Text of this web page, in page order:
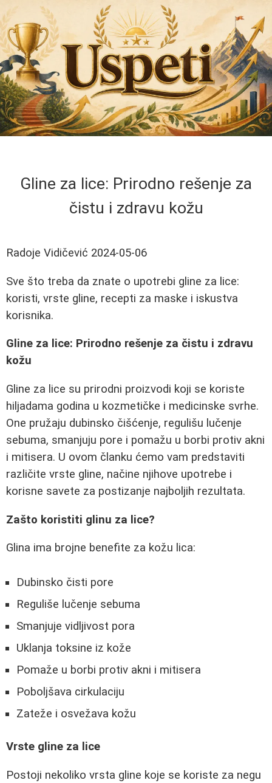
Gline za lice: Prirodno rešenje za
čistu i zdravu kožu
Radoje Vidičević 2024-05-06
Sve što treba da znate o upotrebi gline za lice:
koristi, vrste gline, recepti za maske i iskustva
korisnika.
Gline za lice: Prirodno rešenje za čistu i zdravu
kožu
Gline za lice su prirodni proizvodi koji se koriste
hiljadama godina u kozmetičke i medicinske svrhe.
One pružaju dubinsko čišćenje, regulišu lučenje
sebuma, smanjuju pore i pomažu u borbi protiv akni
i mitisera. U ovom članku ćemo vam predstaviti
različite vrste gline, načine njihove upotrebe i
korisne savete za postizanje najboljih rezultata.
Zašto koristiti glinu za lice?
Glina ima brojne benefite za kožu lica:
Dubinsko čisti pore
Reguliše lučenje sebuma
Smanjuje vidljivost pora
Uklanja toksine iz kože
Pomaže u borbi protiv akni i mitisera
Poboljšava cirkulaciju
Zateže i osvežava kožu
Vrste gline za lice
Postoji nekoliko vrsta gline koje se koriste za negu